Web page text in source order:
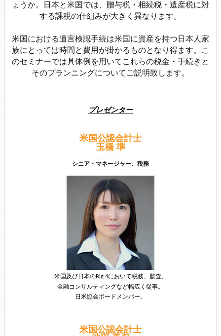
ょうか。日本と米国では、贈与税・相続税・遺産税に対
する課税の仕組みが大きく異なります。
米国における遺言検認手続は米国に資産を持つ日本人家
族にとっては時間と費用が掛かるものとなり得ます。こ
のセミナーでは具体例を用いてこれらの税金・手続きと
そのプランニングについてご説明致します。
プレゼンター
米国公認会計士
玉橋 準
シニア・マネージャー、税務
米国及び日本のBig 4において税務、監査、
金融コンサルティングなど幅広く従事。
日米協会ボードメンバー。
米国公認会計士